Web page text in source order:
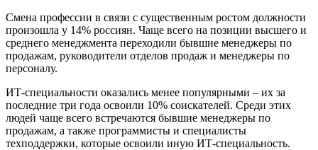
Смена профессии в связи с существенным ростом должности
произошла у 14% россиян. Чаще всего на позиции высшего и
среднего менеджмента переходили бывшие менеджеры по
продажам, руководители отделов продаж и менеджеры по
персоналу.
ИТ-специальности оказались менее популярными – их за
последние три года освоили 10% соискателей. Среди этих
людей чаще всего встречаются бывшие менеджеры по
продажам, а также программисты и специалисты
техподдержки, которые освоили иную ИТ-специальность.